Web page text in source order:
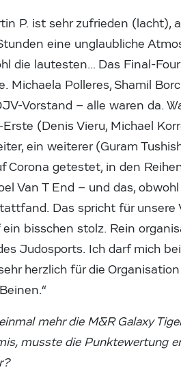
P. ist sehr zufrieden (lacht),
eine unglaubliche
die lautesten… Das Final-
Polleres, Shamil
Vorstand – alle waren da.
(Denis Vieru, Michael
ein weiterer (Guram
Corona getestet, in den
Van T End – und das,
Das spricht für unsere
bisschen stolz. Rein
Judosports. Ich darf mich
herzlich für die
mehr die M&R Galaxy
musste die Punktewertung